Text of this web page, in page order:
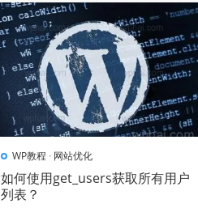
WP教程 · 网站优化
如何使用get_users获取所有用户
列表？